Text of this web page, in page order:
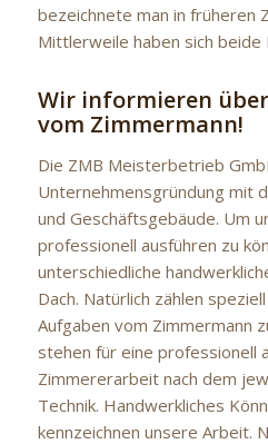
bezeichnete man in früheren
Mittlerweile haben sich
Wir informieren
vom Zimmermann!
Die ZMB Meisterbetrieb
Unternehmensgründung mit
und Geschäftsgebäude. Um
professionell ausführen zu
unterschiedliche
Dach. Natürlich zählen
Aufgaben vom Zimmermann
stehen für eine professionell
Zimmererarbeit nach dem
Technik. Handwerkliches
kennzeichnen unsere Arbeit.